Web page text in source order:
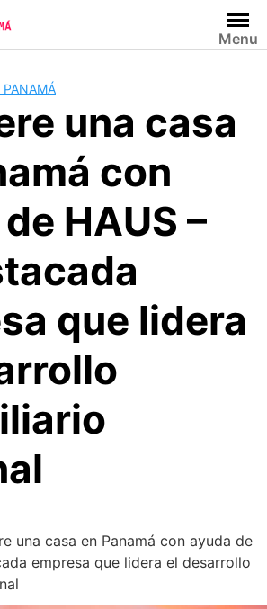
Menu
PANAMÁ
una casa
con
HAUS –
que lidera
una casa en Panamá con ayuda de
empresa que lidera el desarrollo